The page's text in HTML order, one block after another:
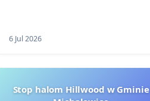
6 Jul 2026
Stop halom Hillwood w Gminie